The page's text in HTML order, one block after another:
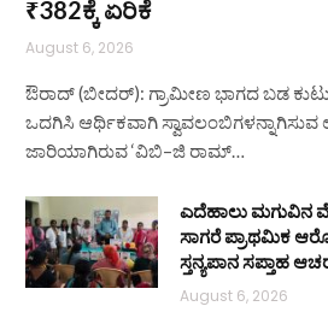
₹382ಕ್ಕೆ ಏರಿಕೆ
August 6, 2026
ಔರಾದ್ (ಬೀದರ್): ಗ್ರಾಮೀಣ ಭಾಗದ ಬಡ
ಒದಗಿಸಿ ಆರ್ಥಿಕವಾಗಿ ಸ್ವಾವಲಂಬಿಗಳನ್ನಾಗಿಸುವ
ಜಾರಿಯಾಗಿರುವ ‘ವಿಬಿ–ಜಿ ರಾಮ್…
ಎದೆಹಾಲು ಮಗುವಿನ
ಸಾಗರೆ ಪ್ರಾಥಮಿಕ
ಸ್ತನ್ಯಪಾನ ಸಪ್ತಾಹ
August 6, 2026